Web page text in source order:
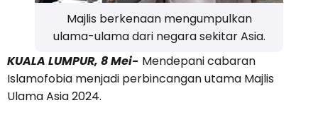
Majlis berkenaan mengumpulkan
ulama-ulama dari negara sekitar Asia.
KUALA LUMPUR, 8 Mei- Mendepani cabaran
Islamofobia menjadi perbincangan utama Majlis
Ulama Asia 2024.